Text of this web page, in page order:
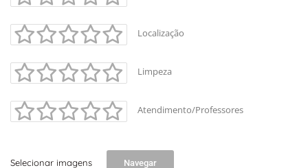
Localização
Limpeza
Atendimento/Professores
Selecionar imagens Navegar